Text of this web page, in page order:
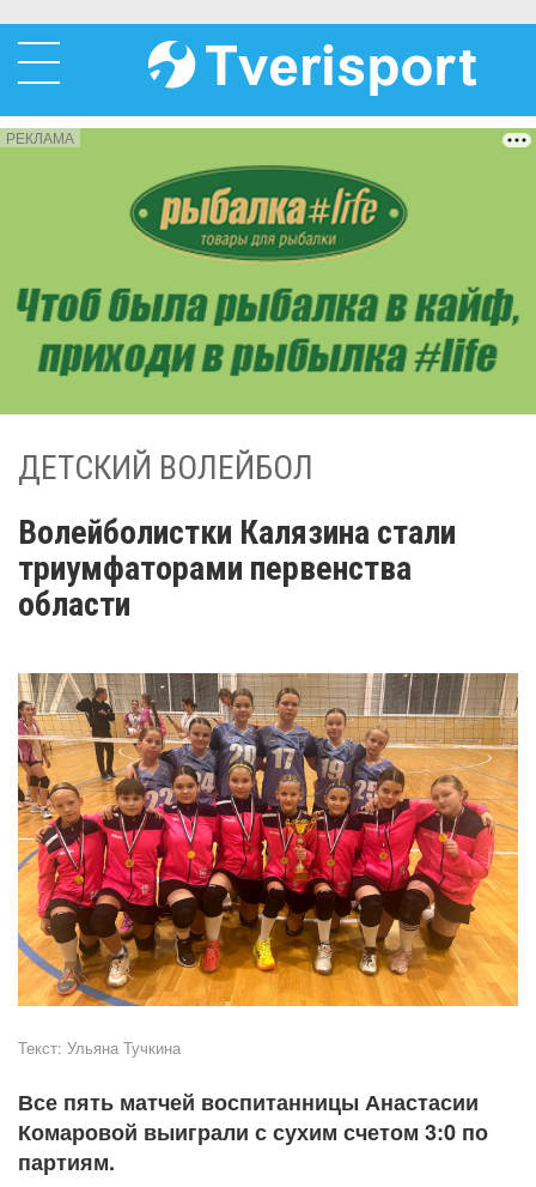
РЕКЛАМА
ДЕТСКИЙ ВОЛЕЙБОЛ
Волейболистки Калязина стали
триумфаторами первенства
области
Текст: Ульяна Тучкина
Все пять матчей воспитанницы Анастасии
Комаровой выиграли с сухим счетом 3:0 по
партиям.